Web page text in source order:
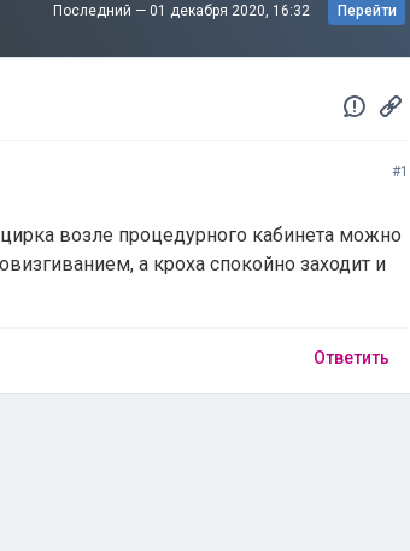
Последний — 01 декабря 2020, 16:32 Перейти
#1
возле процедурного кабинета можно
а кроха спокойно заходит и
Ответить